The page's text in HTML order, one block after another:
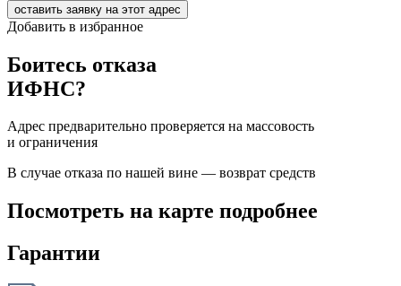
оставить заявку на этот адрес
Добавить в избранное
Боитесь отказа
ИФНС?
Адрес предварительно проверяется на массовость
и ограничения
В случае отказа по нашей вине — возврат средств
Посмотреть на карте подробнее
Гарантии